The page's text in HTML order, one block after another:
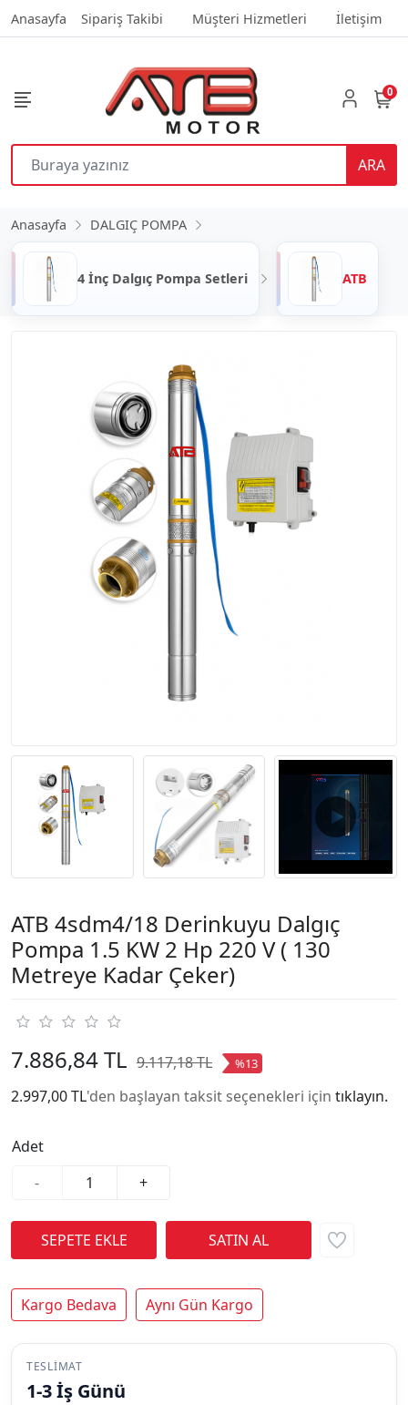
Anasayfa Sipariş Takibi Müşteri Hizmetleri İletişim
ARA
0
Anasayfa DALGIÇ POMPA
4 İnç Dalgıç Pompa Setleri ATB
ATB 4sdm4/18 Derinkuyu Dalgıç
Pompa 1.5 KW 2 Hp 220 V ( 130
Metreye Kadar Çeker)
7.886,84 TL 9.117,18 TL %13
2.997,00 TL'den başlayan taksit seçenekleri için tıklayın.
Adet
-
+
Kargo Bedava Aynı Gün Kargo
TESLIMAT
1-3 İş Günü